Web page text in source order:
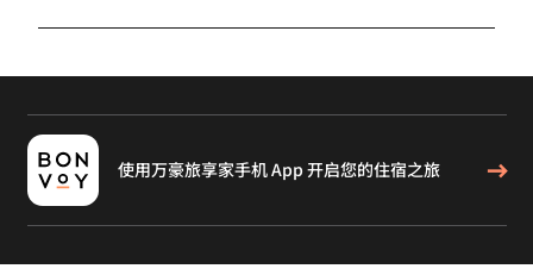
使用万豪旅享家手机 App 开启您的住宿之旅